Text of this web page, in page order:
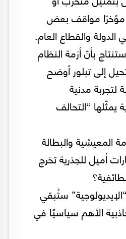
مؤخرًا مواقف بعض
الدولة والقطاع العام.
بأنّ أزمة النظام
إلى تبلور أوضح
لتجربة مدنية
يمثّلها “التحالف
المعيشية والبطالة
أميل للجذرية تخرج
ستُبقي
الأهم سياسيًا في